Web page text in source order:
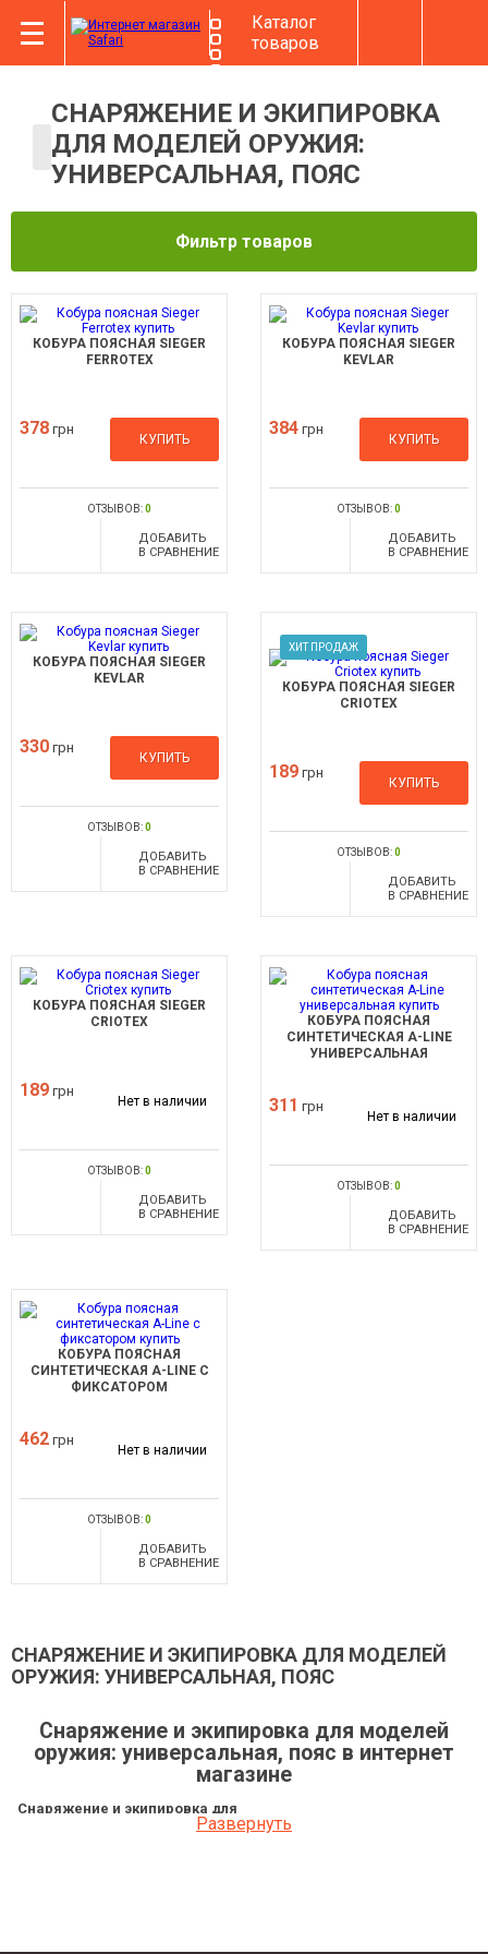
Каталог
товаров
СНАРЯЖЕНИЕ И ЭКИПИРОВКА
ДЛЯ МОДЕЛЕЙ ОРУЖИЯ:
УНИВЕРСАЛЬНАЯ, ПОЯС
Фильтр товаров
КОБУРА ПОЯСНАЯ SIEGER
FERROTEX
378 грн
КУПИТЬ
ОТЗЫВОВ:0
ДОБАВИТЬ
В СРАВНЕНИЕ
КОБУРА ПОЯСНАЯ SIEGER
KEVLAR
384 грн
КУПИТЬ
ОТЗЫВОВ:0
ДОБАВИТЬ
В СРАВНЕНИЕ
КОБУРА ПОЯСНАЯ SIEGER
KEVLAR
330 грн
КУПИТЬ
ОТЗЫВОВ:0
ДОБАВИТЬ
В СРАВНЕНИЕ
ХИТ ПРОДАЖ
КОБУРА ПОЯСНАЯ SIEGER
CRIOTEX
189 грн
КУПИТЬ
ОТЗЫВОВ:0
ДОБАВИТЬ
В СРАВНЕНИЕ
КОБУРА ПОЯСНАЯ SIEGER
CRIOTEX
189 грн
Нет в наличии
ОТЗЫВОВ:0
ДОБАВИТЬ
В СРАВНЕНИЕ
КОБУРА ПОЯСНАЯ
СИНТЕТИЧЕСКАЯ A-LINE
УНИВЕРСАЛЬНАЯ
311 грн
Нет в наличии
ОТЗЫВОВ:0
ДОБАВИТЬ
В СРАВНЕНИЕ
КОБУРА ПОЯСНАЯ
СИНТЕТИЧЕСКАЯ A-LINE С
ФИКСАТОРОМ
462 грн
Нет в наличии
ОТЗЫВОВ:0
ДОБАВИТЬ
В СРАВНЕНИЕ
СНАРЯЖЕНИЕ И ЭКИПИРОВКА ДЛЯ МОДЕЛЕЙ
ОРУЖИЯ: УНИВЕРСАЛЬНАЯ, ПОЯС
Снаряжение и экипировка для моделей
оружия: универсальная, пояс в интернет
магазине
Снаряжение и экипировка для
Развернуть